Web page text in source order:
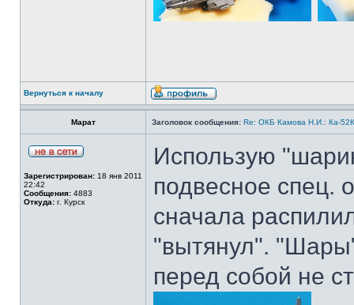
Вернуться к началу
Марат Заголовок сообщения: Re: ОКБ Камова Н.И.: Ка-
Зарегистрирован: 18 янв 2011
22:42
Сообщения: 4883
Откуда: г. Курск
Использую
подвесное спец.
сначала
"вытянул".
перед собой не